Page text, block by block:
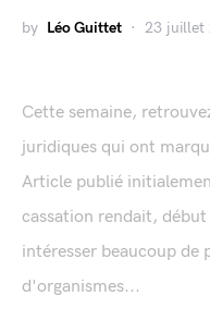
by Léo Guittet 23 juillet
Cette semaine,
juridiques qui ont
Article publié
cassation rendait,
intéresser beaucoup de
d'organismes...